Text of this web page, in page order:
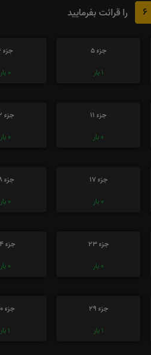
6 را قرائت بفرمایید
جزء 5
1 بار
جزء 6
0 بار
جزء 11
0 بار
جزء 12
0 بار
جزء 17
0 بار
جزء 18
0 بار
جزء 23
0 بار
جزء 24
0 بار
جزء 29
1 بار
جزء 30
1 بار